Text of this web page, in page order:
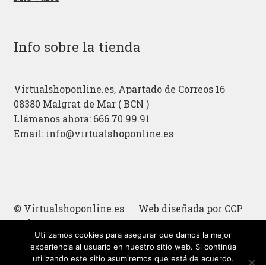
Info sobre la tienda
Virtualshoponline.es, Apartado de Correos 16
08380 Malgrat de Mar ( BCN )
Llámanos ahora: 666.70.99.91
Email: info@virtualshoponline.es
© Virtualshoponline.es Web diseñada por CCP
Cadena
Cucharas de madera
Utilizamos cookies para asegurar que damos la mejor
experiencia al usuario en nuestro sitio web. Si continúa
utilizando este sitio asumiremos que está de acuerdo.